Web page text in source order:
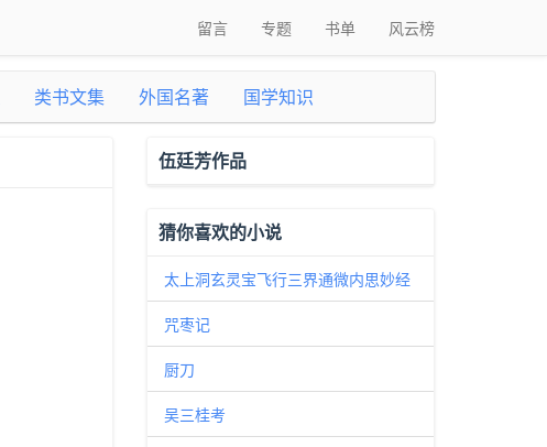
留言 专题 书单 风云榜
类书文集 外国名著 国学知识
伍廷芳作品
猜你喜欢的小说
太上洞玄灵宝飞行三界通微内思妙经
咒枣记
厨刀
吴三桂考